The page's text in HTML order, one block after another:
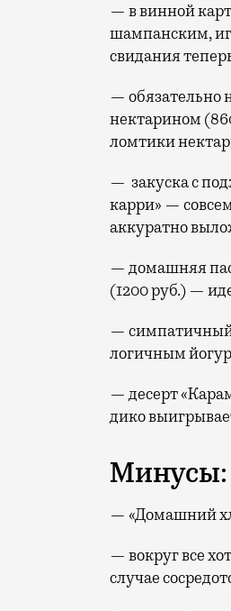
— в винной
шампанским,
свидания
— обязательно
нектарином
ломтики
— закуска с
карри» —
аккуратно
— домашняя
(1200 руб.) —
— симпатичный
логичным
— десерт
дико
Минусы:
— «Домашний
— вокруг все
случае